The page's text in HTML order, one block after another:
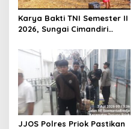
Karya Bakti TNI Semester II
2026, Sungai Cimandiri
Peresmian Jembatan
Garuda Aryadifa
JJOS Polres Priok Pastikan